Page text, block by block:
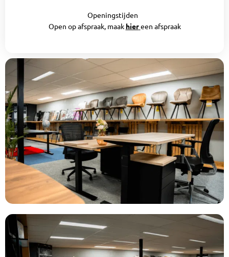
Openingstijden
Open op afspraak, maak hiereen afspraak